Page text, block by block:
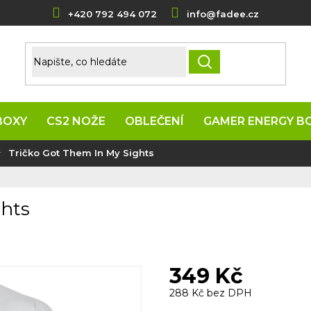
+420 792 494 072 info@fadee.cz
HLEDAT
CS2 NOŽE OBLEČENÍ GAMER ENERGY
Tričko Got Them In My Sights
349 Kč
288 Kč bez DPH